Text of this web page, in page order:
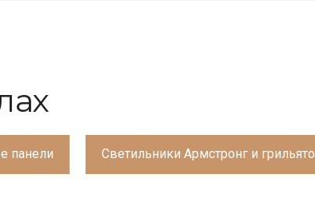
панели Светильники Армстронг и грильято